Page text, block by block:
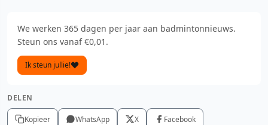
We werken 365 dagen per jaar aan badmintonnieuws.
Steun ons vanaf €0,01.
Ik steun jullie!
DELEN
Kopieer WhatsApp X Facebook